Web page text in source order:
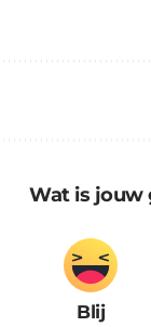
Wat is jouw
Blij